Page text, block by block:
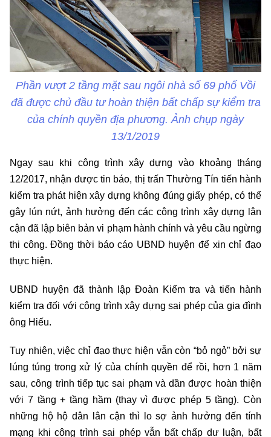
Phần vượt 2 tầng mặt sau ngôi nhà số 69 phố Vồi
đã được chủ đầu tư hoàn thiện bất chấp sự kiểm tra
của chính quyền địa phương. Ảnh chụp ngày
13/1/2019
Ngay sau khi công trình xây dựng vào khoảng tháng
12/2017, nhận được tin báo, thị trấn Thường Tín tiến hành
kiểm tra phát hiện xây dựng không đúng giấy phép, có thể
gây lún nứt, ảnh hưởng đến các công trình xây dựng lân
cận đã lập biên bản vi phạm hành chính và yêu cầu ngừng
thi công. Đồng thời báo cáo UBND huyện để xin chỉ đạo
thực hiện.
UBND huyện đã thành lập Đoàn Kiểm tra và tiến hành
kiểm tra đối với công trình xây dựng sai phép của gia đình
ông Hiếu.
Tuy nhiên, việc chỉ đạo thực hiện vẫn còn “bỏ ngỏ” bởi sự
lúng túng trong xử lý của chính quyền để rồi, hơn 1 năm
sau, công trình tiếp tục sai phạm và dần được hoàn thiện
với 7 tầng + tầng hầm (thay vì được phép 5 tầng). Còn
những hộ hộ dân lân cận thì lo sợ ảnh hưởng đến tính
mạng khi công trình sai phép vẫn bất chấp dư luận, bất